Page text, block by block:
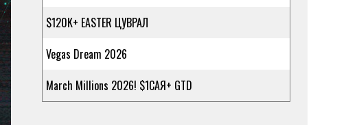
$120K+ EASTER ЦУВРАЛ
Vegas Dream 2026
March Millions 2026! $1САЯ+ GTD